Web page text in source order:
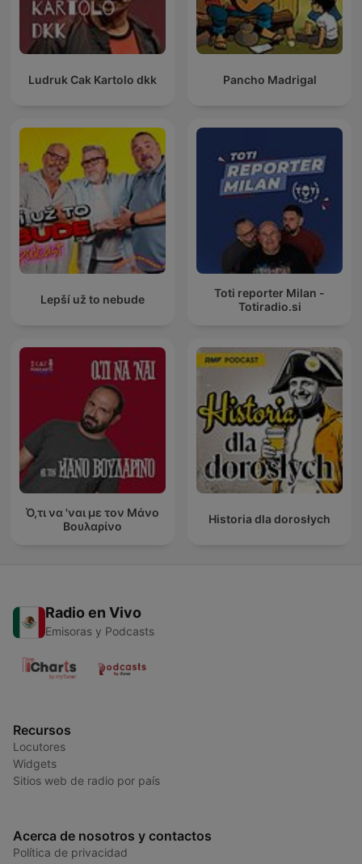
Ludruk Cak Kartolo dkk Pancho Madrigal
Lepší už to nebude
Toti reporter Milan -
Totiradio.si
Ό,τι να 'ναι με τον Μάνο
Βουλαρίνο
Historia dla dorosłych
Radio en Vivo
Emisoras y Podcasts
Recursos
Locutores
Widgets
Sitios web de radio por país
Acerca de nosotros y contactos
Política de privacidad